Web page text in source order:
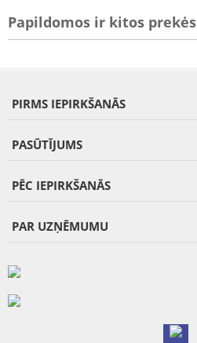
Papildomos ir kitos prekės
PIRMS IEPIRKŠANĀS
PASŪTĪJUMS
PĒC IEPIRKŠANĀS
PAR UZŅĒMUMU